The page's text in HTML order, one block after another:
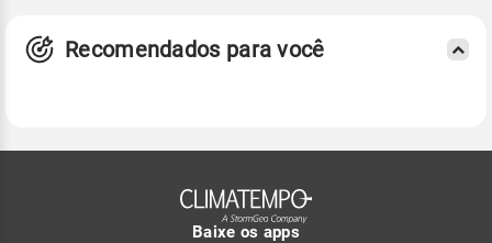
Recomendados para você
Baixe os apps